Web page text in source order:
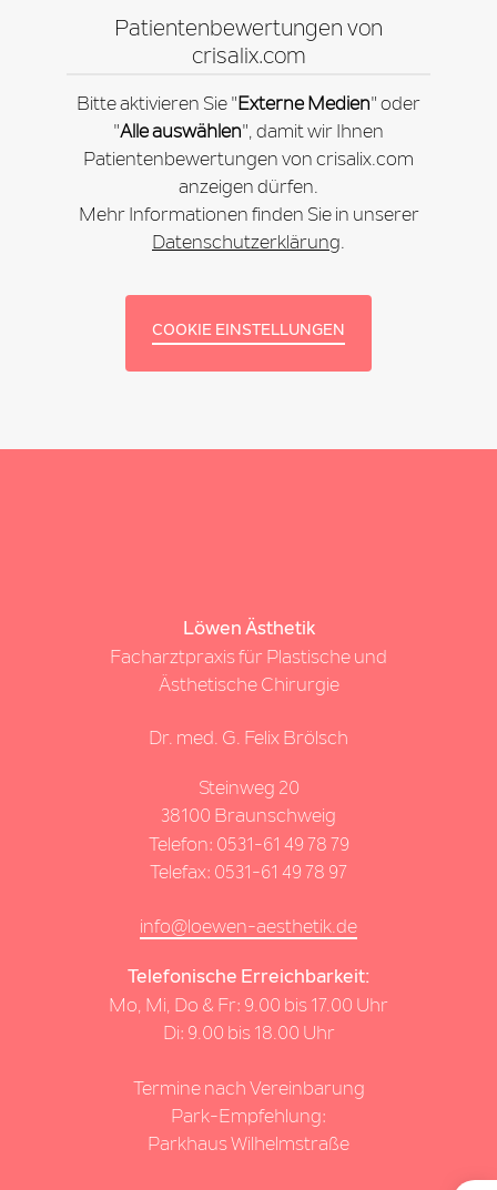
Patientenbewertungen von
crisalix.com
Bitte aktivieren Sie " Externe Medien" oder
"Alle auswählen", damit wir Ihnen
Patientenbewertungen von crisalix.com
anzeigen dürfen.
Mehr Informationen finden Sie in unserer
Datenschutzerklärung.
COOKIE EINSTELLUNGEN
Löwen Ästhetik
Facharztpraxis für Plastische und
Ästhetische Chirurgie
Dr. med. G. Felix Brölsch
Steinweg 20
38100 Braunschweig
Telefon: 0531-61 49 78 79
Telefax: 0531-61 49 78 97
info@loewen-aesthetik.de
Telefonische Erreichbarkeit:
Mo, Mi, Do & Fr: 9.00 bis 17.00 Uhr
Di: 9.00 bis 18.00 Uhr
Termine nach Vereinbarung
Park-Empfehlung:
Parkhaus Wilhelmstraße